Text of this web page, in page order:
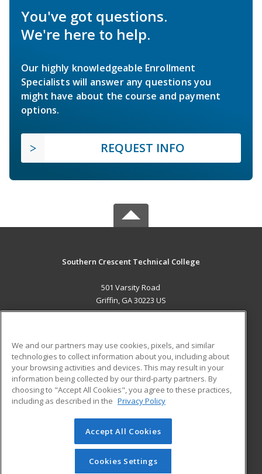
You've got questions.
We're here to help.
Our highly knowledgeable Enrollment
Specialists will answer any questions you
might have about the course and payment
options.
REQUEST INFO
Southern Crescent Technical College
501 Varsity Road
Griffin, GA 30223 US
ADDITIONAL RESOURCES
Military
Financial Assistance
Help
Student Blog
© 2026 ed2go, a division of Cengage Learning. All rights
reserved. The material on this site cannot be reproduced or
redistributed unless you have obtained prior written
We and our partners may use cookies, pixels, and similar
technologies to collect information about you, including about
your browsing activities and devices. This may result in your
information being collected by our third-party partners. By
choosing to "Accept All Cookies", you agree to these practices,
including as described in the Privacy Policy
Accept All Cookies
Cookies Settings